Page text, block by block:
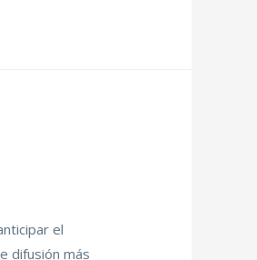
el
difusión más